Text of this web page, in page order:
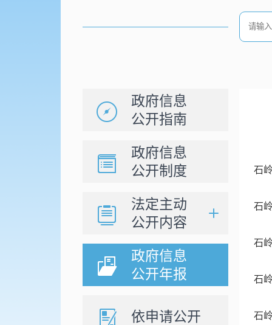
政府信息
公开指南
政府信息
公开制度
法定主动
公开内容
政府信息
公开年报
依申请公开
石
石
石
石
石